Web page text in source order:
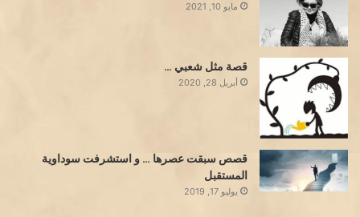
مايو 10, 2021
قصة مثل شعبي …
أبريل 28, 2020
قصص سبقت عصرها … و استشرفت سوداوية
المستقبل
يوليو 17, 2019